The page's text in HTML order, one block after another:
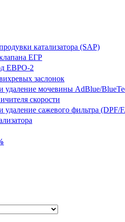
катализатора (SAP)
ЕГР
ЕВРО-2
заслонок
удаление мочевины AdBlue/
скорости
удаление сажевого фильтра (DPF/